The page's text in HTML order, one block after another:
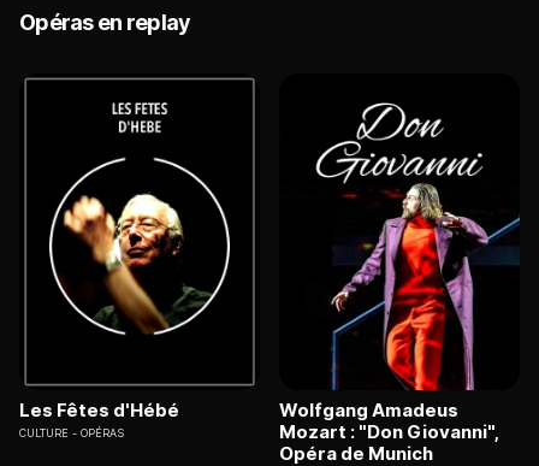
Opéras en replay
Les Fêtes d'Hébé
CULTURE OPÉRAS
Wolfgang Amadeus
Mozart : "Don Giovanni",
Opéra de Munich